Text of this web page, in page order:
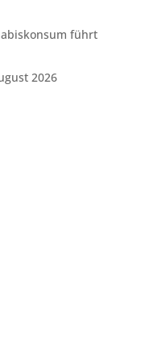
führt
2026